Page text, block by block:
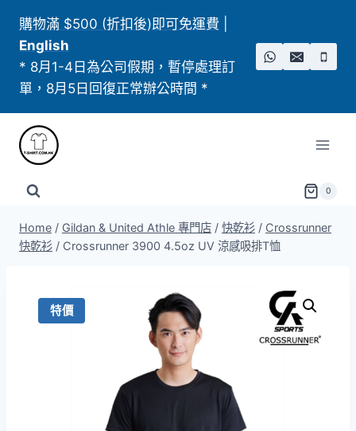
content
購物滿 $500 (折扣後)即可免運費
English
* 8月1-4日為公司假期，暫停處理訂
單，8月5日回復正常辦公時間 *
0
Home / Gildan & United Athle 專門店 / 快乾衫 / Crossrunner
快乾衫 / Crossrunner 3900 4.5oz UV 涼感吸排T恤
特價